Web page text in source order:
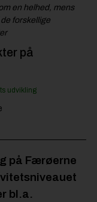
en helhed, mens
forskellige
på
udvikling
på Færøerne
bl.a.